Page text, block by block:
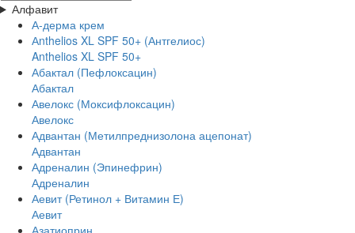
Алфавит
А-дерма крем
Аnthelios XL SPF 50+ (Антгелиос)
Anthelios XL SPF 50+
Абактал (Пефлоксацин)
Абактал
Авелокс (Моксифлоксацин)
Авелокс
Адвантан (Метилпреднизолона ацепонат)
Адвантан
Адреналин (Эпинефрин)
Адреналин
Аевит (Ретинол + Витамин Е)
Аевит
Азатиоприн